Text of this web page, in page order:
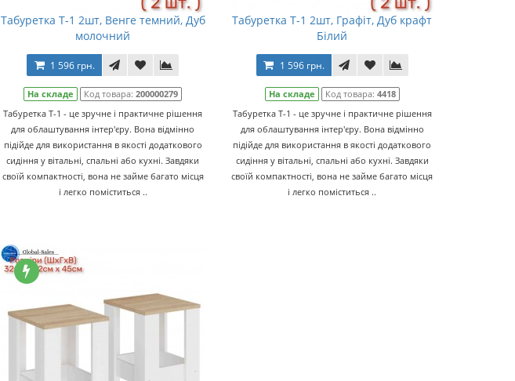
Табуретка Т-1 2шт, Венге темний, Дуб
молочний
1 596 грн.
На складе Код товара:200000279
Табуретка Т-1 - це зручне і практичне рішення
для облаштування інтер'єру. Вона відмінно
підійде для використання в якості додаткового
сидіння у вітальні, спальні або кухні. Завдяки
своїй компактності, вона не займе багато місця
і легко поміститься ..
Табуретка Т-1 2шт, Графіт, Дуб крафт
Білий
1 596 грн.
На складе Код товара: 4418
Табуретка Т-1 - це зручне і практичне рішення
для облаштування інтер'єру. Вона відмінно
підійде для використання в якості додаткового
сидіння у вітальні, спальні або кухні. Завдяки
своїй компактності, вона не займе багато місця
і легко поміститься ..